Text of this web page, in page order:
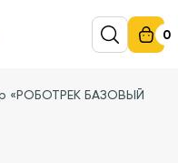
0
«РОБОТРЕК БАЗОВЫЙ